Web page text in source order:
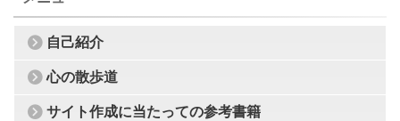
自己紹介
心の散歩道
サイト作成に当たっての参考書籍